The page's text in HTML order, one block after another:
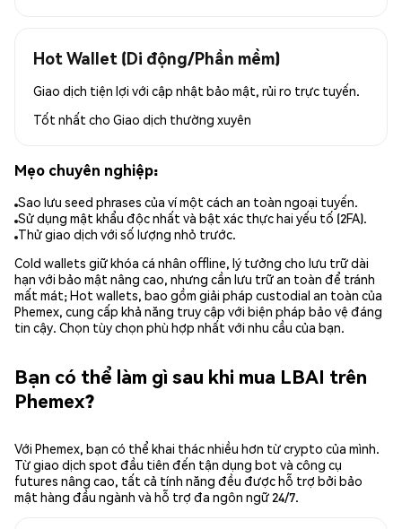
Hot Wallet (Di động/Phần mềm)
Giao dịch tiện lợi với cập nhật bảo mật, rủi ro trực tuyến.
Tốt nhất cho Giao dịch thường xuyên
Mẹo chuyên nghiệp:
Sao lưu seed phrases của ví một cách an toàn ngoại tuyến.
Sử dụng mật khẩu độc nhất và bật xác thực hai yếu tố (2FA).
Thử giao dịch với số lượng nhỏ trước.
Cold wallets giữ khóa cá nhân offline, lý tưởng cho lưu trữ dài
hạn với bảo mật nâng cao, nhưng cần lưu trữ an toàn để tránh
mất mát; Hot wallets, bao gồm giải pháp custodial an toàn của
Phemex, cung cấp khả năng truy cập với biện pháp bảo vệ đáng
tin cậy. Chọn tùy chọn phù hợp nhất với nhu cầu của bạn.
Bạn có thể làm gì sau khi mua LBAI trên
Phemex?
Với Phemex, bạn có thể khai thác nhiều hơn từ crypto của mình.
Từ giao dịch spot đầu tiên đến tận dụng bot và công cụ
futures nâng cao, tất cả tính năng đều được hỗ trợ bởi bảo
mật hàng đầu ngành và hỗ trợ đa ngôn ngữ 24/7.